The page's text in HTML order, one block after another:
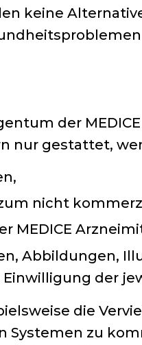
keine
der
nur gestattet,
nicht
MEDICE
Abbildungen,
der
die
Systemen zu